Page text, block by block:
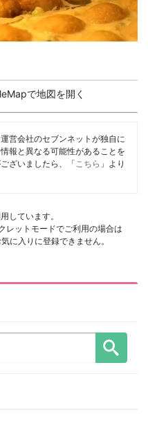
で地図を開く
営会社のセブンネットが独自に
報と異なる可能性があることを
ざいましたら、「こちら 」より
しています。
レットモードでご利用の場合は
に入りに登録できません。